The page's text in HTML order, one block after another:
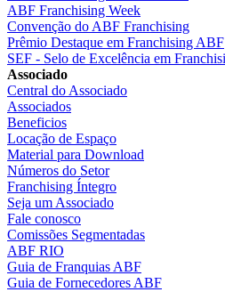
ABF Franchising Week
Convenção do ABF Franchising
Prêmio Destaque em Franchising ABF
SEF - Selo de Excelência em
Associado
Central do Associado
Associados
Beneficios
Locação de Espaço
Material para Download
Números do Setor
Franchising Íntegro
Seja um Associado
Fale conosco
Comissões Segmentadas
ABF RIO
Guia de Franquias ABF
Guia de Fornecedores ABF